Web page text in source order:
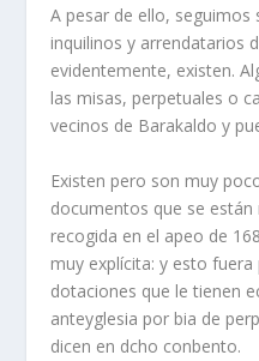
A pesar de ello,
inquilinos y arrendatarios
evidentemente, existen.
las misas, perpetuales o
vecinos de Barakaldo y
Existen pero son muy
documentos que se
recogida en el apeo de
muy explícita: y esto
dotaciones que le tienen
anteyglesia por bia de
dicen en dcho conbento.